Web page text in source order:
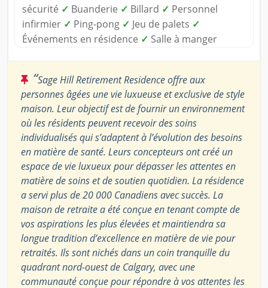
sécurité ✓ Buanderie ✓ Billard ✓ Personnel
infirmier ✓ Ping-pong ✓ Jeu de palets ✓
Événements en résidence ✓ Salle à manger
“Sage Hill Retirement Residence offre aux
personnes âgées une vie luxueuse et exclusive de style
maison. Leur objectif est de fournir un environnement
où les résidents peuvent recevoir des soins
individualisés qui s’adaptent à l’évolution des besoins
en matière de santé. Leurs concepteurs ont créé un
espace de vie luxueux pour dépasser les attentes en
matière de soins et de soutien quotidien. La résidence
a servi plus de 20 000 Canadiens avec succès. La
maison de retraite a été conçue en tenant compte de
vos aspirations les plus élevées et maintiendra sa
longue tradition d’excellence en matière de vie pour
retraités. Ils sont nichés dans un coin tranquille du
quadrant nord-ouest de Calgary, avec une
communauté conçue pour répondre à vos attentes les